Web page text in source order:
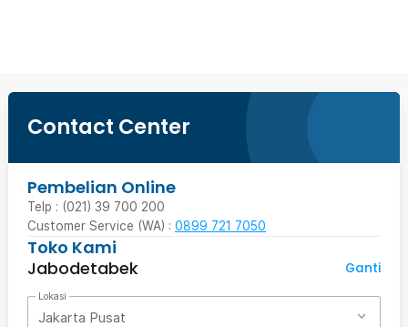
Contact Center
Pembelian Online
Telp : (021) 39 700 200
Customer Service (WA) : 0899 721 7050
Toko Kami
Jabodetabek
Ganti
Lokasi
Jakarta Pusat